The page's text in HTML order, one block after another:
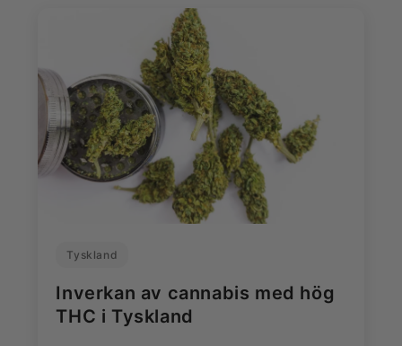
Tyskland
Inverkan av cannabis med hög
THC i Tyskland